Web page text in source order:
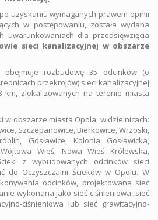
uzyskaniu wymaganych prawem opinii
w postępowaniu, została wydana
uwarunkowaniach dla przedsięwzięcia
sieci kanalizacyjnej w obszarze
obejmuje rozbudowę 35 odcinków (o
przekrojów) sieci kanalizacyjnej
km, zlokalizowanych na terenie miasta
w obszarze miasta Opola, w dzielnicach:
Szczepanowice, Bierkowice, Wrzoski,
Gosławice, Kolonia Gosławicka,
Wieś, Nowa Wieś Królewska,
z wybudowanych odcinków sieci
do Oczyszczalni Ścieków w Opolu. W
odcinków, projektowana sieć
wykonana jako sieć ciśnieniowa, sieć
ciśnieniowa lub sieć grawitacyjno-